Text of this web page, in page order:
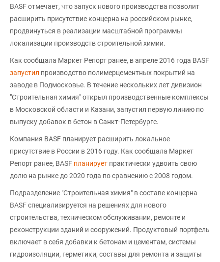
BASF отмечает, что запуск нового производства позволит
расширить присутствие концерна на российском рынке,
продвинуться в реализации масштабной программы
локализации производств строительной химии.
Как сообщала Маркет Репорт ранее, в апреле 2016 года BASF
запустил производство полимерцементных покрытий на
заводе в Подмосковье. В течение нескольких лет дивизион
"Строительная химия" открыл производственные комплексы
в Московской области и Казани, запустил первую линию по
выпуску добавок в бетон в Санкт-Петербурге.
Компания BASF планирует расширить локальное
присутствие в России в 2016 году. Как сообщала Маркет
Репорт ранее, BASF планирует практически удвоить свою
долю на рынке до 2020 года по сравнению с 2008 годом.
Подразделение "Строительная химия" в составе концерна
BASF специализируется на решениях для нового
строительства, техническом обслуживании, ремонте и
реконструкции зданий и сооружений. Продуктовый портфель
включает в себя добавки к бетонам и цементам, системы
гидроизоляции, герметики, составы для ремонта и защиты